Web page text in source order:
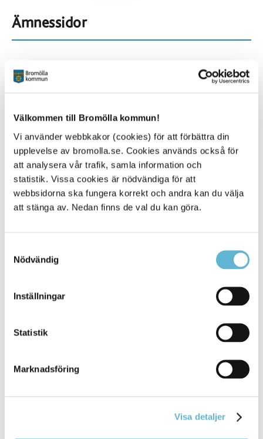
Välkommen till Bromölla kommun!
Vi använder webbkakor (cookies) för att förbättra din
upplevelse av bromolla.se. Cookies används också för
att analysera vår trafik, samla information och
statistik. Vissa cookies är nödvändiga för att
webbsidorna ska fungera korrekt och andra kan du välja
att stänga av. Nedan finns de val du kan göra.
Nödvändig
Inställningar
Statistik
Marknadsföring
Visa detaljer
Ämnessidor
716
Hela webbplatsen
716
Alla platser
Postadress